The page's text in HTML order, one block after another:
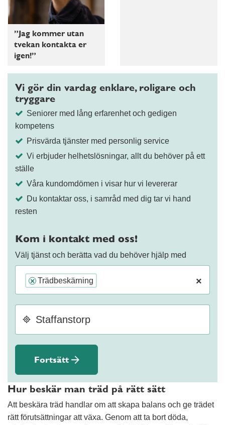
”Jag kommer utan
tvekan kontakta er
igen!”
Vi gör din vardag enklare, roligare och
tryggare
Seniorer med lång erfarenhet och gedigen
kompetens
Prisvärda tjänster med personlig service
Vi erbjuder helhetslösningar, allt du behöver på ett
ställe
Våra kundomdömen i visar hur vi levererar
Du kontaktar oss, i samråd med dig tar vi hand
resten
Kom i kontakt med oss!
Välj tjänst och berätta vad du behöver hjälp med
×
× Trädbeskärning
Fortsätt
Hur beskär man träd på rätt sätt
Att beskära träd handlar om att skapa balans och ge trädet
rätt förutsättningar att växa. Genom att ta bort döda,